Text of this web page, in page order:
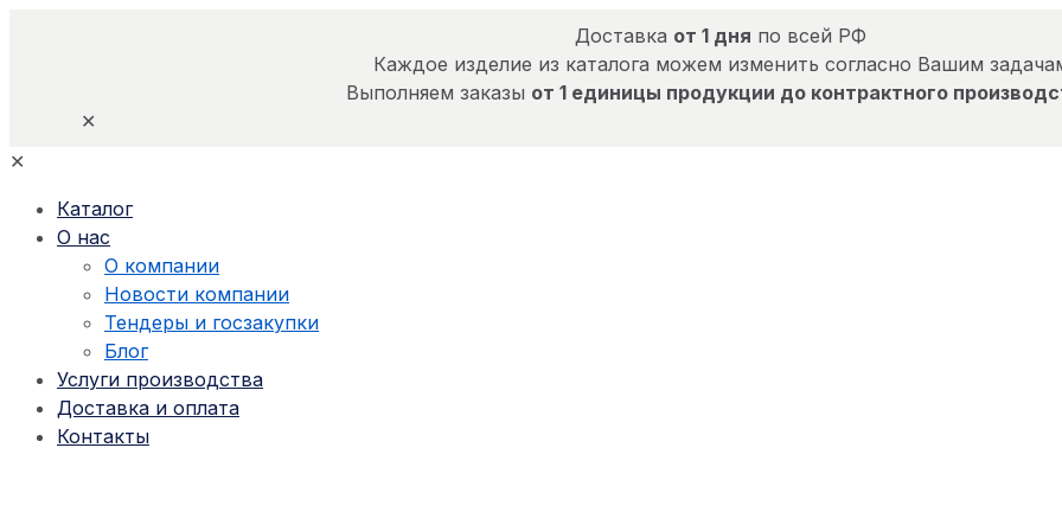
Доставка от 1 дня по всей РФ
Каждое изделие из каталога можем изменить согласно Вашим
Выполняем заказы от 1 единицы продукции до контрактного
✕
✕
Каталог
О нас
О компании
Новости компании
Тендеры и госзакупки
Блог
Услуги производства
Доставка и оплата
Контакты